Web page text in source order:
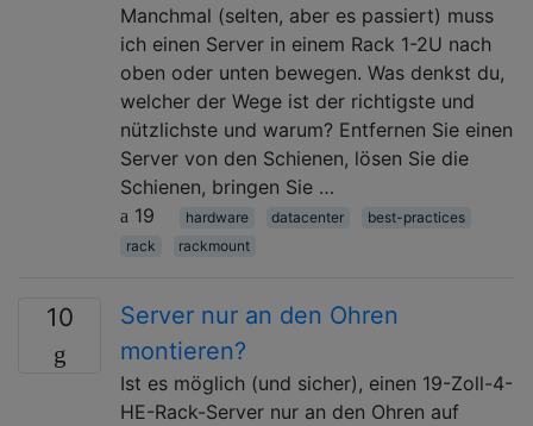
Manchmal (selten, aber es passiert) muss
ich einen Server in einem Rack 1-2U nach
oben oder unten bewegen. Was denkst du,
welcher der Wege ist der richtigste und
nützlichste und warum? Entfernen Sie einen
Server von den Schienen, lösen Sie die
Schienen, bringen Sie …
19
hardware datacenter
best-practices
rack
rackmount
10
Server nur an den Ohren
montieren?
Ist es möglich (und sicher), einen 19-Zoll-4-
HE-Rack-Server nur an den Ohren auf